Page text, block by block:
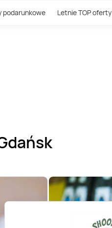
podarunkowe Letnie TOP oferty